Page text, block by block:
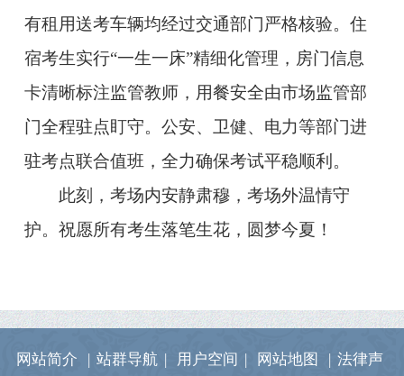
有租用送考车辆均经过交通部门严格核验。住
宿考生实行“一生一床”精细化管理，房门信息
卡清晰标注监管教师，用餐安全由市场监管部
门全程驻点盯守。公安、卫健、电力等部门进
驻考点联合值班，全力确保考试平稳顺利。
此刻，考场内安静肃穆，考场外温情守
护。祝愿所有考生落笔生花，圆梦今夏！
网站简介 | 站群导航 | 用户空间 | 网站地图 | 法律声